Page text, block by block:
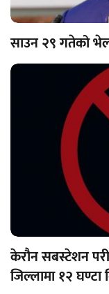
साउन २९ गतेको
केरौन सबस्टेशन
जिल्लामा १२ घण्टा